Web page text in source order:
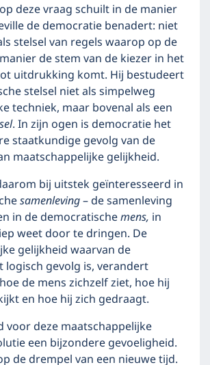
deze vraag schuilt in de manier
de democratie benadert: niet
stelsel van regels waarop op de
de stem van de kiezer in het
uitdrukking komt. Hij bestudeert
stelsel niet als simpelweg
techniek, maar bovenal als een
. In zijn ogen is democratie het
staatkundige gevolg van de
maatschappelijke gelijkheid.
bij uitstek geïnteresseerd in
samenleving– de samenleving
in de democratischemens, in
weet door te dringen. De
gelijkheid waarvan de
logisch gevolg is, verandert
de mens zichzelf ziet, hoe hij
en hoe hij zich gedraagt.
voor deze maatschappelijke
een bijzondere gevoeligheid.
de drempel van een nieuwe tijd.